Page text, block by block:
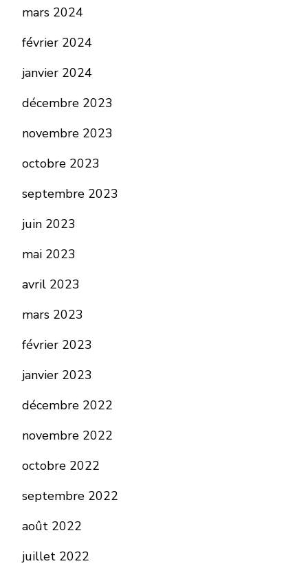
mars 2024
février 2024
janvier 2024
décembre 2023
novembre 2023
octobre 2023
septembre 2023
juin 2023
mai 2023
avril 2023
mars 2023
février 2023
janvier 2023
décembre 2022
novembre 2022
octobre 2022
septembre 2022
août 2022
juillet 2022